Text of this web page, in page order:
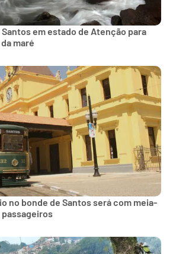
em estado de Atenção para
maré
no bonde de Santos será com meia-